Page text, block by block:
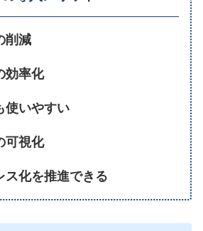
削減
効率化
使いやすい
可視化
ス化を推進できる